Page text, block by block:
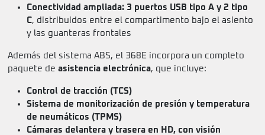
Conectividad ampliada: 3 puertos USB tipo A y 2 tipo
C, distribuidos entre el compartimento bajo el asiento
y las guanteras frontales
Además del sistema ABS, el 368E incorpora un completo
paquete de asistencia electrónica, que incluye:
Control de tracción (TCS)
Sistema de monitorización de presión y temperatura
de neumáticos (TPMS)
Cámaras delantera y trasera en HD, con visión